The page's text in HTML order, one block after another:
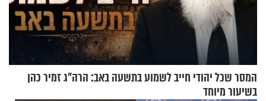
המסר שכל יהודי חייב לשמוע בתשעה באב: הרה"ג זמיר כהן
בשיעור מיוחד